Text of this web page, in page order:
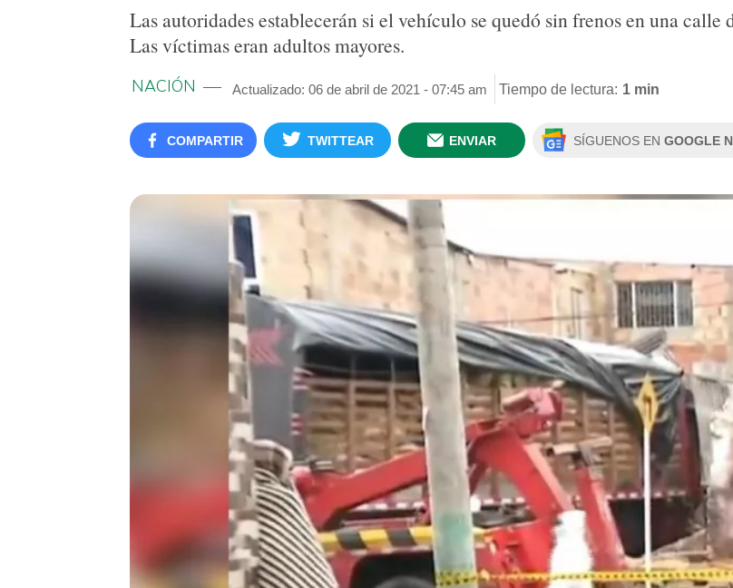
Las autoridades establecerán si el vehículo se quedó sin frenos en una
Las víctimas eran adultos mayores.
NACIÓN Actualizado: 06 de abril de 2021 - 07:45 am Tiempo de lectura: 1 min
COMPARTIR TWITTEAR ENVIAR SÍGUENOS EN GOOGLE